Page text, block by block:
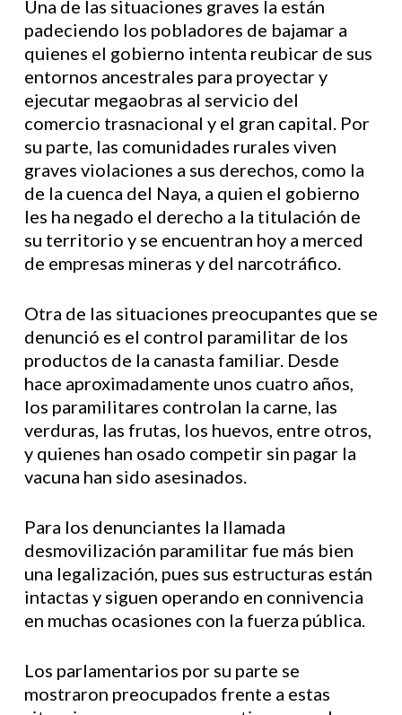
Una de las situaciones graves la están
padeciendo los pobladores de bajamar a
quienes el gobierno intenta reubicar de sus
entornos ancestrales para proyectar y
ejecutar megaobras al servicio del
comercio trasnacional y el gran capital. Por
su parte, las comunidades rurales viven
graves violaciones a sus derechos, como la
de la cuenca del Naya, a quien el gobierno
les ha negado el derecho a la titulación de
su territorio y se encuentran hoy a merced
de empresas mineras y del narcotráfico.
Otra de las situaciones preocupantes que se
denunció es el control paramilitar de los
productos de la canasta familiar. Desde
hace aproximadamente unos cuatro años,
los paramilitares controlan la carne, las
verduras, las frutas, los huevos, entre otros,
y quienes han osado competir sin pagar la
vacuna han sido asesinados.
Para los denunciantes la llamada
desmovilización paramilitar fue más bien
una legalización, pues sus estructuras están
intactas y siguen operando en connivencia
en muchas ocasiones con la fuerza pública.
Los parlamentarios por su parte se
mostraron preocupados frente a estas